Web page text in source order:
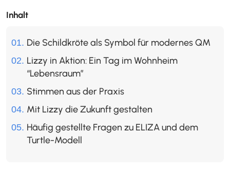
Inhalt
Die Schildkröte als Symbol für modernes QM
Lizzy in Aktion: Ein Tag im Wohnheim
“Lebensraum”
Stimmen aus der Praxis
Mit Lizzy die Zukunft gestalten
Häufig gestellte Fragen zu ELIZA und dem
Turtle-Modell